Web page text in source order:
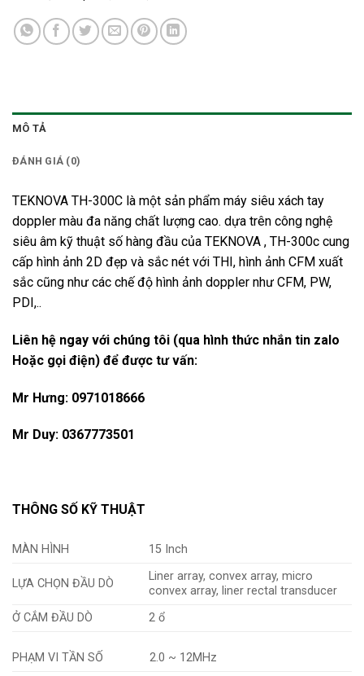
MÔ TẢ
ĐÁNH GIÁ (0)
TEKNOVA TH-300C là một sản phẩm máy siêu xách tay
doppler màu đa năng chất lượng cao. dựa trên công nghệ
siêu âm kỹ thuật số hàng đầu của TEKNOVA , TH-300c cung
cấp hình ảnh 2D đẹp và sắc nét với THI, hình ảnh CFM xuất
sắc cũng như các chế độ hình ảnh doppler như CFM, PW,
PDI,..
Liên hệ ngay với chúng tôi (qua hình thức nhắn tin zalo
Hoặc gọi điện) để được tư vấn:
Mr Hưng: 0971018666
Mr Duy: 0367773501
THÔNG SỐ KỸ THUẬT
MÀN HÌNH 15 Inch
LỰA CHỌN ĐẦU DÒ
Liner array, convex array, micro
convex array, liner rectal transducer
Ở CẮM ĐẦU DÒ
2 ổ
PHẠM VI TẦN SỐ 2.0 ~ 12MHz